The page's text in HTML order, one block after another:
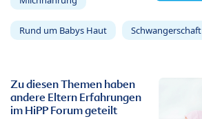
Rund um Babys Haut Schwangerschaft
Zu diesen Themen haben
andere Eltern Erfahrungen
im HiPP Forum geteilt